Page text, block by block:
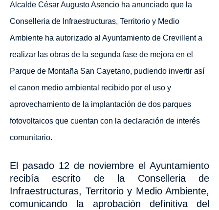
Alcalde César Augusto Asencio ha anunciado que la
Conselleria de Infraestructuras, Territorio y Medio
Ambiente ha autorizado al Ayuntamiento de Crevillent a
realizar las obras de la segunda fase de mejora en el
Parque de Montaña San Cayetano, pudiendo invertir así
el canon medio ambiental recibido por el uso y
aprovechamiento de la implantación de dos parques
fotovoltaicos que cuentan con la declaración de interés
comunitario.
El pasado 12 de noviembre el Ayuntamiento
recibía escrito de la Conselleria de
Infraestructuras, Territorio y Medio Ambiente,
comunicando la aprobación definitiva del